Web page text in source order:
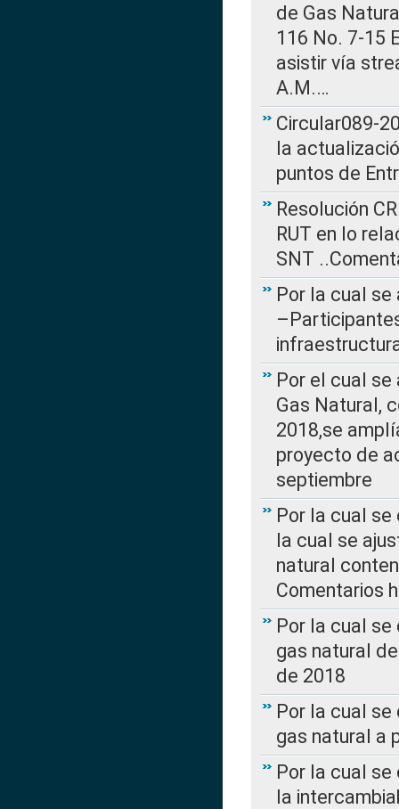
de Gas
116 No. 7-15
asistir vía
A.M.…
Circular089-
la
puntos de
Resolución
RUT en lo
SNT
Por la cual se
Por el cual
Gas Natural,
2018,se
proyecto de
septiembre
Por la cual se
la cual se
natural
Comentarios
Por la cual
gas natural
de 2018
Por la cual
gas natural a
Por la cual
la